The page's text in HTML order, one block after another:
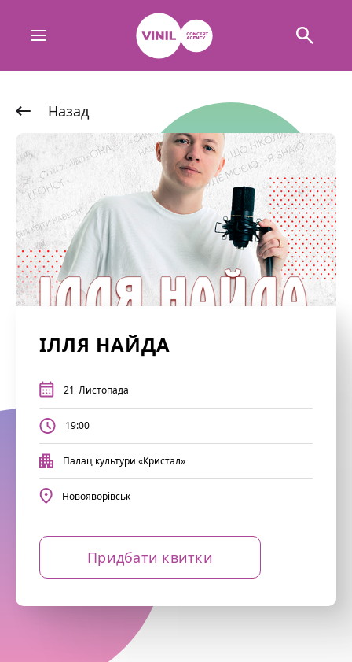
Назад
ІЛЛЯ НАЙДА
21 Листопада
19:00
Палац культури «Кристал»
Новояворівськ
Придбати квитки